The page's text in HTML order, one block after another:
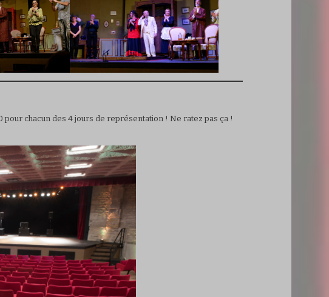
chacun des 4 jours de représentation ! Ne ratez pas ça !